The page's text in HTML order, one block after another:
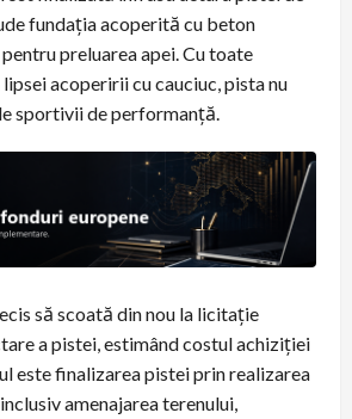
fundația acoperită cu beton
preluarea apei. Cu toate
lipsei acoperirii cu cauciuc, pista nu
sportivii de performanță.
să scoată din nou la licitație
a pistei, estimând costul achiziției
este finalizarea pistei prin realizarea
amenajarea terenului,